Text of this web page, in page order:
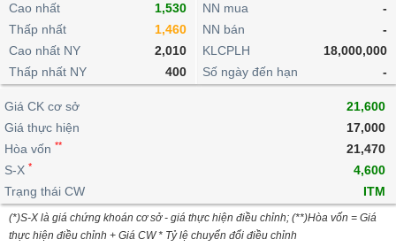
lỗ
Giao
nội
bộ
Niên
giám
Tài
liệu
cổ
đông
Định
giá
Nước
Tự
doanh
Top
cổ
phiếu
Bản
dịch
Chứng
quyền
Thống
kê
dịch
Định
Thống
dịch
Tin
tức
Phân
tích
kỹ
thuật
Bảng
trực
tuyến
lọc
cổ
phiếu
Vĩ
mô
lai
Chứng
quyền
Trái
phiếu
doanh
IR
Awards
Dịch
vụ
Cao nhất
1,530
Thấp nhất
1,460
Cao nhất NY
2,010
Thấp nhất NY
400
NN mua
-
NN bán
-
KLCPLH
18,000,000
Số ngày đến hạn
-
Giá CK cơ sở
21,600
Giá thực hiện
17,000
Hòa vốn **
21,470
S-X *
4,600
Trạng thái CW
ITM
(*)S-X là giá chứng khoán cơ sở - giá thực hiện điều chỉnh; (**)Hòa vốn = Giá
thực hiện điều chỉnh + Giá CW * Tỷ lệ chuyển đổi điều chỉnh
BẤT
ĐỘNG
SẢN
TÀI
CHÍNH
HÀNG
HÓA